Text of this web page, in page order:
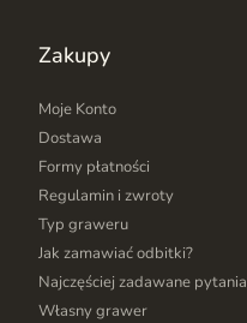
Zakupy
Moje Konto
Dostawa
Formy płatności
Regulamin i zwroty
Typ graweru
Jak zamawiać odbitki?
Najczęściej zadawane pytania
Własny grawer